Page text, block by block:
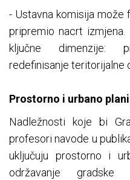
- Ustavna komisija
pripremio nacrt
ključne dimenzije:
redefinisanje teritorijalne
Prostorno i urbano
Nadležnosti koje bi
profesori navode u
uključuju prostorno i
održavanje gradske